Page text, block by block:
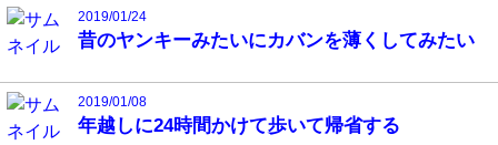
2019/01/24
昔のヤンキーみたいにカバンを薄くしてみたい
2019/01/08
年越しに24時間かけて歩いて帰省する